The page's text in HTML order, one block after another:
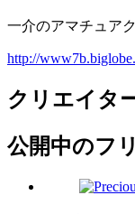
一介のアマチュア
http://
クリエイタ
公開中のフ